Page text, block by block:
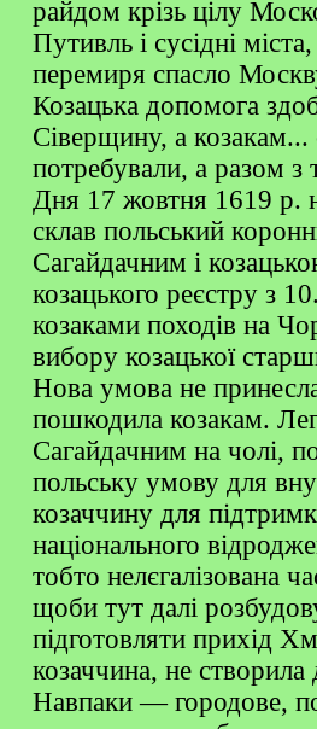
райдом крізь цілу
Путивль і сусідні
перемиря спасло Москву
Козацька допомога
Сіверщину, а
потребували, а разом з
Дня 17 жовтня 1619 р.
склав польський
Сагайдачним і
козацького реєстру з
козаками походів на
вибору козацької
Нова умова не
пошкодила козакам.
Сагайдачним на чолі,
польську умову для
козаччину для
національного
тобто нелєгалізована
щоби тут далі
підготовляти прихід
козаччина, не
Навпаки — городове,